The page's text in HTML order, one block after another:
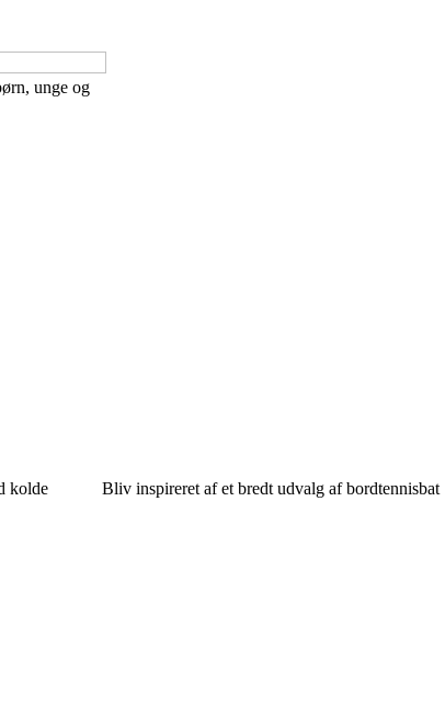
unge og
kolde
Bliv inspireret af et bredt udvalg af bordtennisbat